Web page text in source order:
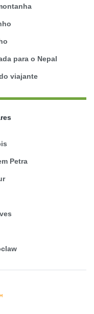
para o Nepal
viajante
Petra